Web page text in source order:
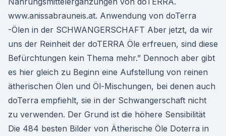
www.anissabrauneis.at. Anwendung von doTerra
-Ölen in der SCHWANGERSCHAFT Aber jetzt, da wir
uns der Reinheit der doTERRA Öle erfreuen, sind diese
Befürchtungen kein Thema mehr.” Dennoch aber gibt
es hier gleich zu Beginn eine Aufstellung von reinen
ätherischen Ölen und Öl-Mischungen, bei denen auch
doTerra empfiehlt, sie in der Schwangerschaft nicht
zu verwenden. Der Grund ist die höhere Sensibilität
Die 484 besten Bilder von Ätherische Öle Doterra in